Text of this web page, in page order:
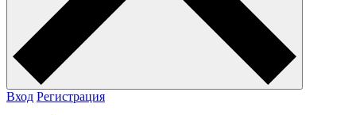
Вход Регистрация